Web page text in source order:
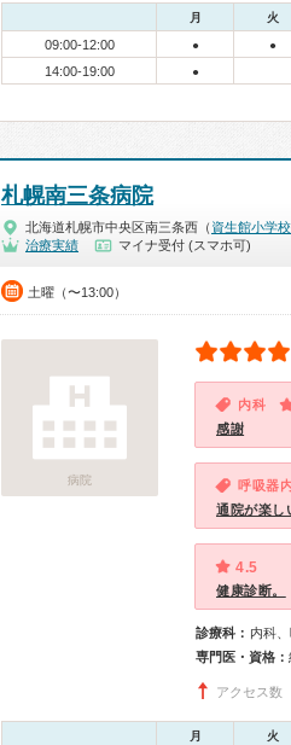
月 火
09:00-12:00 ● ●
14:00-19:00 ●
札幌南三条病院
北海道札幌市中央区南三条西（ 資生館小学
治療実績
マイナ受付 (スマホ可)
土曜（〜13:00）
病院
内科
感謝
呼吸器
通院が楽し
4.5
健康診断。
診療科： 内科
専門医・資格：
アクセス数
月 火